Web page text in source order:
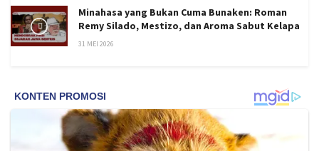
Minahasa yang Bukan Cuma Bunaken: Roman
Remy Silado, Mestizo, dan Aroma Sabut Kelapa
31 MEI 2026